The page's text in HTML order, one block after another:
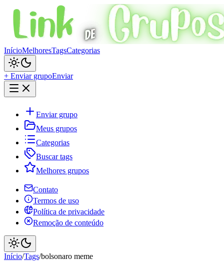
InícioMelhoresTagsCategorias
+ Enviar grupoEnviar
Enviar grupo
Meus grupos
Categorias
Buscar tags
Melhores grupos
Contato
Termos de uso
Política de privacidade
Remoção de conteúdo
Início/Tags/bolsonaro meme